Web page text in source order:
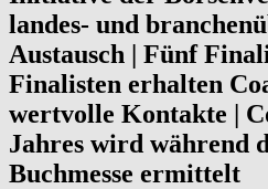
landes- und
Austausch | Fünf
Finalisten erhalten
wertvolle Kontakte |
Jahres wird während
Buchmesse ermittelt